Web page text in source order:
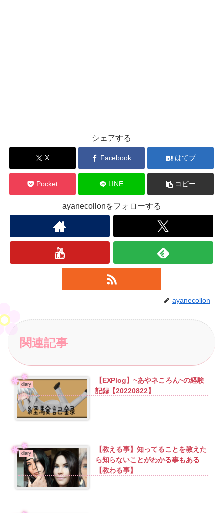
シェアする
X Facebook はてブ
Pocket LINE コピー
ayanecollonをフォローする
ayanecollon
関連記事
diary
【EXPlog】~あやネころん~の経験
記録【20220822】
diary
【教える事】知ってることを教えた
ら知らないことがわかる事もある
【教わる事】